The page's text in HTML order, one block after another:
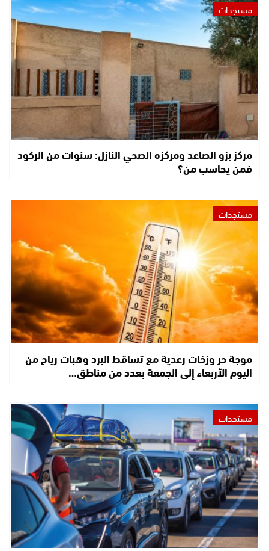
مستجدات
مركز بزو الصاعد ومركزه الصحي النازل: سنوات من الركود
فمن يحاسب من؟
مستجدات
موجة حر وزخات رعدية مع تساقط البرد وهبات رياح من
اليوم الأربعاء إلى الجمعة بعدد من مناطق…
مستجدات